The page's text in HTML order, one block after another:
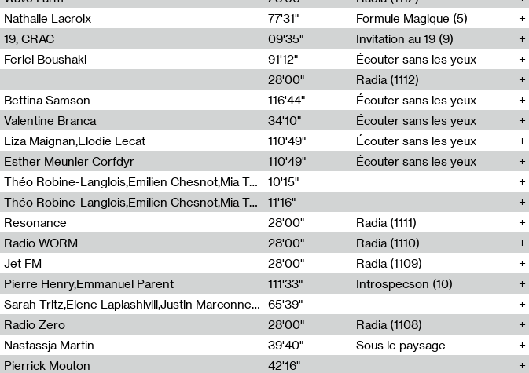
Nathalie Lacroix 77'31"
Formule Magique (5)
19, CRAC 09'35"
Invitation au 19 (9)
Feriel Boushaki 91'12"
Écouter sans les yeux
28'00"
Radia (1112)
Bettina Samson 116'44"
Écouter sans les yeux
Valentine Branca 34'10"
Écouter sans les yeux
Liza Maignan,Elodie Lecat 110'49"
Écouter sans les yeux
Esther Meunier Corfdyr 110'49"
Écouter sans les yeux
Théo Robine-Langlois,Emilien Chesnot,Mia Trabalon
10'15"
Théo Robine-Langlois,Emilien Chesnot,Mia Trabalon
11'16"
Resonance 28'00"
Radia (1111)
Radio WORM 28'00"
Radia (1110)
Jet FM 28'00"
Radia (1109)
Pierre Henry,Emmanuel Parent 111'33"
Introspecson (10)
Sarah Tritz,Elene Lapiashivili,Justin Marconnet,Mateo Cuche,Esther Lechevalier,Suzie Lecroart,Romance Castelet
65'39"
Radio Zero 28'00"
Radia (1108)
Nastassja Martin 39'40"
Sous le paysage
Pierrick Mouton
42'16"
00